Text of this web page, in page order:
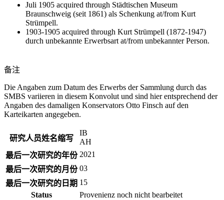
Juli 1905 acquired through Städtischen Museum
Braunschweig (seit 1861) als Schenkung at/from Kurt
Strümpell.
1903-1905 acquired through Kurt Strümpell (1872-1947)
durch unbekannte Erwerbsart at/from unbekannter Person.
备注
Die Angaben zum Datum des Erwerbs der Sammlung durch das
SMBS variieren in diesem Konvolut und sind hier entsprechend der
Angaben des damaligen Konservators Otto Finsch auf den
Karteikarten angegeben.
研究人员姓名缩写
IB
AH
最后一次研究的年份 2021
最后一次研究的月份 03
最后一次研究的日期 15
Status
Provenienz noch nicht bearbeitet